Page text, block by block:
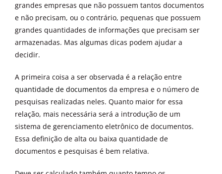
grandes empresas que não possuem tantos documentos
e não precisam, ou o contrário, pequenas que possuem
grandes quantidades de informações que precisam ser
armazenadas. Mas algumas dicas podem ajudar a
decidir.
A primeira coisa a ser observada é a relação entre
quantidade de documentos da empresa e o número de
pesquisas realizadas neles. Quanto maior for essa
relação, mais necessária será a introdução de um
sistema de gerenciamento eletrônico de documentos.
Essa definição de alta ou baixa quantidade de
documentos e pesquisas é bem relativa.